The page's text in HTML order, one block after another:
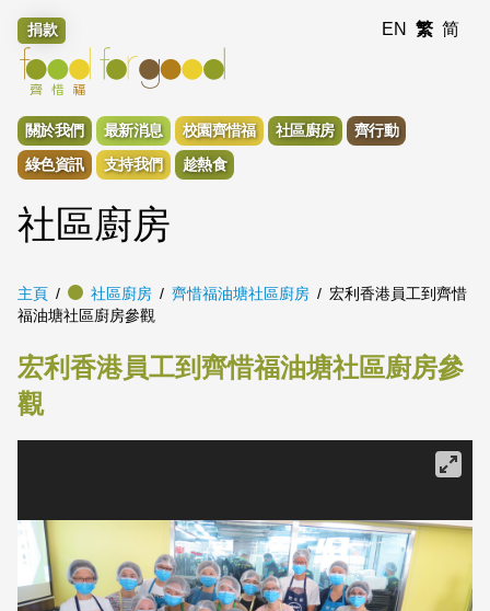
捐款 EN 繁 简
關於我們 最新消息 校園齊惜福 社區廚房
齊行動
綠色資訊
支持我們 趁熱食
社區廚房
主頁 社區廚房 齊惜福油塘社區廚房
宏利香港員工到齊惜
福油塘社區廚房參觀
宏利香港員工到齊惜福油塘社區廚房參
觀